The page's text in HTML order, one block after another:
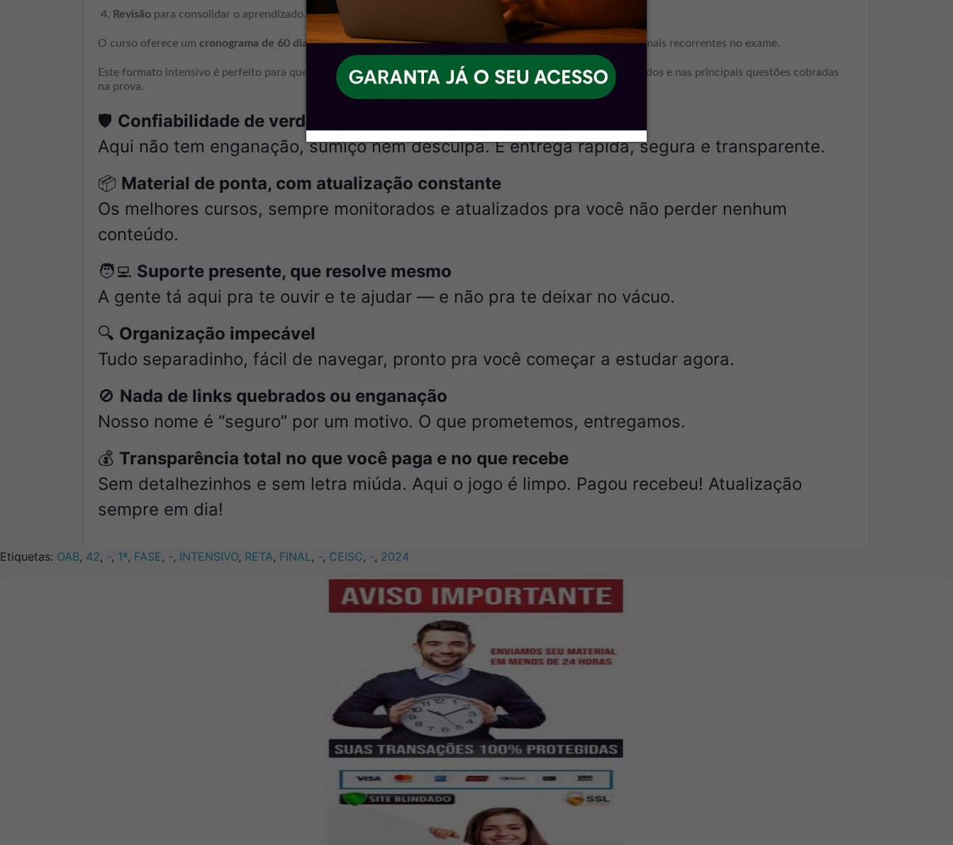
Revisãopara consolidar o aprendizado.
O curso oferece um cronograma de 60 dias, com início em30/09/2024, adaptado à relevância dos conteúdos mais recorrentes no exame.
Este formato intensivo é perfeito para quem deseja uma preparação dinâmica e eficiente, com foco nos resultados e nas principais questões cobradas
na prova.
🛡️ Confiabilidade de verdade
Aqui não tem enganação, sumiço nem desculpa. É entrega rápida, segura e transparente.
📦 Material de ponta, com atualização constante
Os melhores cursos, sempre monitorados e atualizados pra você não perder nenhum
conteúdo.
🧑‍💻 Suporte presente, que resolve mesmo
A gente tá aqui pra te ouvir e te ajudar — e não pra te deixar no vácuo.
🔍 Organização impecável
Tudo separadinho, fácil de navegar, pronto pra você começar a estudar agora.
🚫 Nada de links quebrados ou enganação
Nosso nome é “seguro” por um motivo. O que prometemos, entregamos.
💰 Transparência total no que você paga e no que recebe
Sem detalhezinhos e sem letra miúda. Aqui o jogo é limpo. Pagou recebeu! Atualização
sempre em dia!
Etiquetas: OAB, 42, -, 1ª, FASE , -, INTENSIVO, RETA, FINAL , -, CEISC, -, 2024